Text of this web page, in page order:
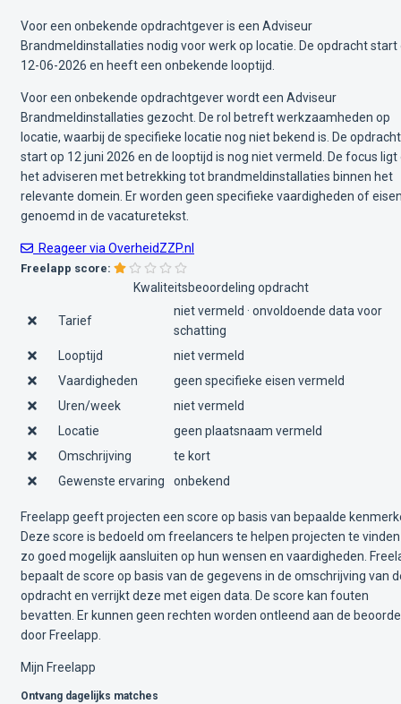
Voor een onbekende opdrachtgever is een Adviseur
Brandmeldinstallaties nodig voor werk op locatie. De opdracht start
12-06-2026 en heeft een onbekende looptijd.
Voor een onbekende opdrachtgever wordt een Adviseur
Brandmeldinstallaties gezocht. De rol betreft werkzaamheden op
locatie, waarbij de specifieke locatie nog niet bekend is. De opdracht
start op 12 juni 2026 en de looptijd is nog niet vermeld. De focus ligt
het adviseren met betrekking tot brandmeldinstallaties binnen het
relevante domein. Er worden geen specifieke vaardigheden of
genoemd in de vacaturetekst.
Reageer via OverheidZZP.nl
Freelapp score:
Kwaliteitsbeoordeling opdracht
Tarief
niet vermeld · onvoldoende data voor
schatting
Looptijd
niet vermeld
Vaardigheden
geen specifieke eisen vermeld
Uren/week
niet vermeld
Locatie
geen plaatsnaam vermeld
Omschrijving
te kort
Gewenste ervaring
onbekend
Freelapp geeft projecten een score op basis van bepaalde
Deze score is bedoeld om freelancers te helpen projecten te
zo goed mogelijk aansluiten op hun wensen en vaardigheden.
bepaalt de score op basis van de gegevens in de omschrijving van
opdracht en verrijkt deze met eigen data. De score kan fouten
bevatten. Er kunnen geen rechten worden ontleend aan de
door Freelapp.
Mijn Freelapp
Ontvang dagelijks matches